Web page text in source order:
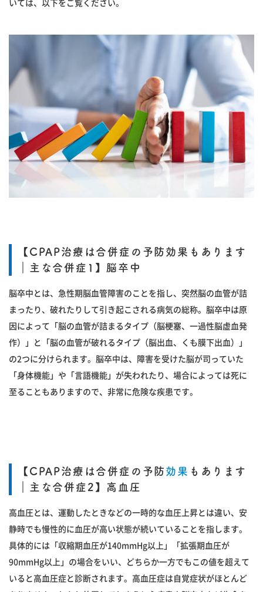
いては、以下をご覧ください。
【CPAP治療は合併症の予防効果もあります
｜主な合併症1】脳卒中
脳卒中とは、急性期脳血管障害のことを指し、突然脳の血管が詰
まったり、破れたりして引き起こされる病気の総称。脳卒中は原
因によって「脳の血管が詰まるタイプ（脳梗塞、一過性脳虚血発
作）」と「脳の血管が破れるタイプ（脳出血、くも膜下出血）」
の2つに分けられます。脳卒中は、障害を受けた脳が司っていた
「身体機能」や「言語機能」が失われたり、場合によっては死に
至ることもありますので、非常に危険な疾患です。
【CPAP治療は合併症の予防 効果 もあります
｜主な合併症2】高血圧
高血圧とは、運動したときなどの一時的な血圧上昇とは違い、安
静時でも慢性的に血圧が高い状態が続いていることを指します。
具体的には「収縮期血圧が140mmHg以上」「拡張期血圧が
90mmHg以上」の場合をいい、どちらか一方でもこの値を超えて
いると高血圧症と診断されます。高血圧症は自覚症状がほとんど